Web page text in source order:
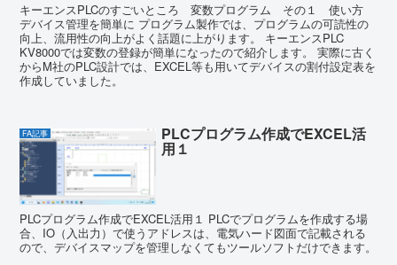
キーエンスPLCのすごいところ 変数プログラム その１ 使い方
デバイス管理を簡単に プログラム製作では、プログラムの可読性の
向上、流用性の向上がよく話題に上がります。 キーエンスPLC
KV8000では変数の登録が簡単になったので紹介します。 実際に古く
からM社のPLC設計では、EXCEL等も用いてデバイスの割付設定表を
作成していました。
FA記事 PLCプログラム作成でEXCEL活
用１
PLCプログラム作成でEXCEL活用１ PLCでプログラムを作成する場
合、IO（入出力）で使うアドレスは、電気ハード図面で記載される
ので、デバイスマップを管理しなくてもツールソフトだけできます。